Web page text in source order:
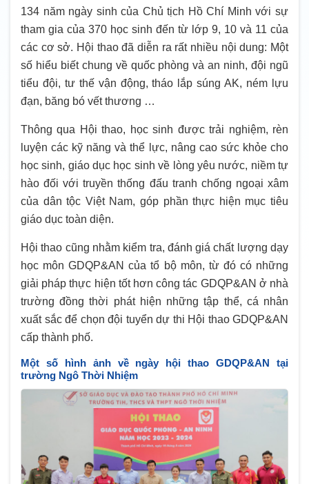
134 năm ngày sinh của Chủ tịch Hồ Chí Minh với sự
tham gia của 370 học sinh đến từ lớp 9, 10 và 11 của
các cơ sở. Hội thao đã diễn ra rất nhiều nội dung: Một
số hiểu biết chung về quốc phòng và an ninh, đội ngũ
tiểu đội, tư thế vận động, tháo lắp súng AK, ném lựu
đạn, băng bó vết thương …
Thông qua Hội thao, học sinh được trải nghiệm, rèn
luyện các kỹ năng và thể lực, nâng cao sức khỏe cho
học sinh, giáo dục học sinh về lòng yêu nước, niềm tự
hào đối với truyền thống đấu tranh chống ngoại xâm
của dân tộc Việt Nam, góp phần thực hiện mục tiêu
giáo dục toàn diện.
Hội thao cũng nhằm kiểm tra, đánh giá chất lượng dạy
học môn GDQP&AN của tổ bộ môn, từ đó có những
giải pháp thực hiện tốt hơn công tác GDQP&AN ở nhà
trường đồng thời phát hiện những tập thể, cá nhân
xuất sắc để chọn đội tuyển dự thi Hội thao GDQP&AN
cấp thành phố.
Một số hình ảnh về ngày hội thao GDQP&AN tại
trường Ngô Thời Nhiệm